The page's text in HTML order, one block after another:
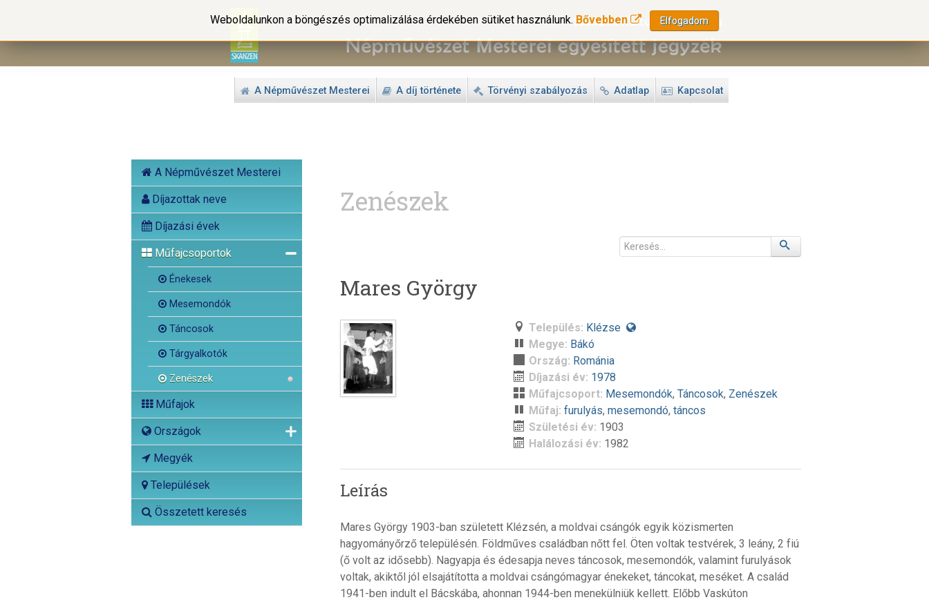
A Népművészet Mesterei A díj története Törvényi szabályozás Adatlap Kapcsolat
A Népművészet Mesterei
Díjazottak neve
Díjazási évek
Műfajcsoportok
Énekesek
Mesemondók
Táncosok
Tárgyalkotók
Zenészek
Műfajok
Országok
Megyék
Települések
Összetett keresés
Weboldalunkon a böngészés optimalizálása érdekében sütiket használunk. Bővebben Elfogadom
Zenészek
Mares György
Település: Klézse
Megye: Bákó
Ország: Románia
Díjazási év: 1978
Műfajcsoport: Mesemondók,Táncosok, Zenészek
Műfaj:furulyás,mesemondó,táncos
Születési év: 1903
Halálozási év: 1982
Leírás
Mares György 1903-ban született Klézsén, a moldvai csángók egyik közismerten
hagyományőrző településén. Földműves családban nőtt fel. Öten voltak testvérek, 3 leány, 2 fiú
(ő volt az idősebb). Nagyapja és édesapja neves táncosok, mesemondók, valamint furulyások
voltak, akiktől jól elsajátította a moldvai csángómagyar énekeket, táncokat, meséket. A család
1941-ben indult el Bácskába, ahonnan 1944-ben menekülniük kellett. Előbb Vaskúton